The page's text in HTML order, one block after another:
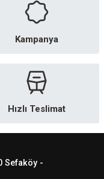
Kampanya
Hızlı Teslimat
Sefaköy -